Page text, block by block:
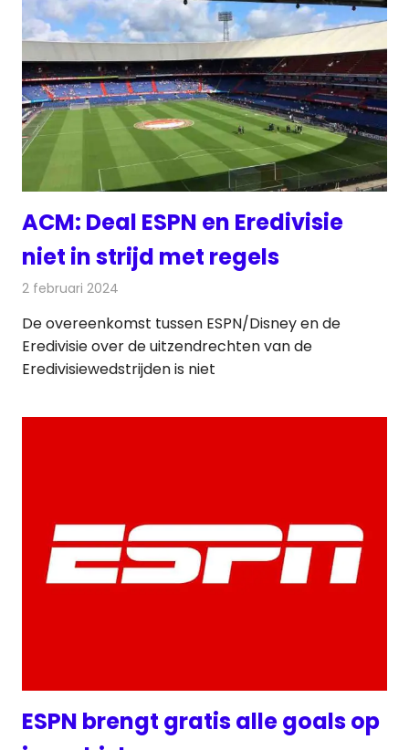
ACM: Deal ESPN en Eredivisie
niet in strijd met regels
2 februari 2024
De overeenkomst tussen ESPN/Disney en de
Eredivisie over de uitzendrechten van de
Eredivisiewedstrijden is niet
ESPN brengt gratis alle goals op